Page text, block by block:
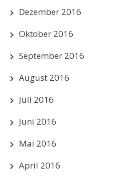
Dezember 2016
Oktober 2016
September 2016
August 2016
Juli 2016
Juni 2016
Mai 2016
April 2016